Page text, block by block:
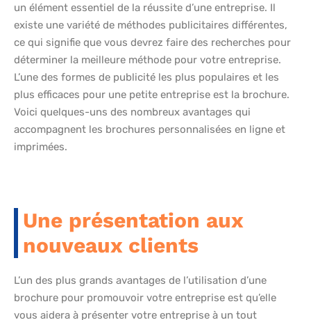
un élément essentiel de la réussite d’une entreprise. Il
existe une variété de méthodes publicitaires différentes,
ce qui signifie que vous devrez faire des recherches pour
déterminer la meilleure méthode pour votre entreprise.
L’une des formes de publicité les plus populaires et les
plus efficaces pour une petite entreprise est la brochure.
Voici quelques-uns des nombreux avantages qui
accompagnent les brochures personnalisées en ligne et
imprimées.
Une présentation aux
nouveaux clients
L’un des plus grands avantages de l’utilisation d’une
brochure pour promouvoir votre entreprise est qu’elle
vous aidera à présenter votre entreprise à un tout